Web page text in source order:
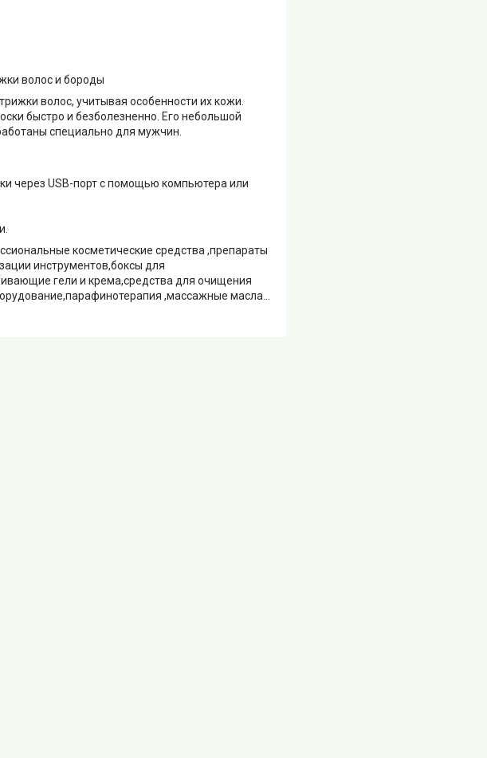
волос и бороды
волос, учитывая особенности их кожи.
быстро и безболезненно. Его небольшой
специально для мужчин.
через USB-порт с помощью компьютера или
косметические средства ,препараты
инструментов,боксы для
гели и крема,средства для очищения
,массажные масла...